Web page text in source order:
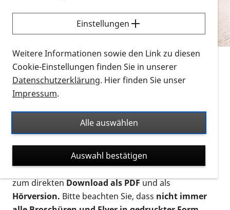
Sie möchten wissen, wie Sie nach Infonmaterial
suchen und dieses bestellen bzw. herunterladen
können? Schauen Sie sich dieErklärvideos zum
Thema Infomaterial auf der PRO RETINA-Website
für blinde und sehbehinderte Menschen an.
Auf dieser Seite finden Sie sämtliches Infomaterial
Ort. Nutzen Sie den Formatfilter, um ausschließlich
nach Flyern und Broschüren, Audios oder Videos zu
suchen. Die meisten Flyer und Broschüren werden in
verschiedenen Formaten angeboten: zur
postalischen Bestellung als gedruckte Variante
zum direktenDownload als PDFund als
Hörversion. Bitte beachten Sie, dass nicht immer
Einstellungen
Weitere Informationen sowie den Link zu diesen
Cookie-Einstellungen finden Sie in unserer
Datenschutzerklärung. Hier finden Sie unser
Impressum.
Alle auswählen
Auswahl bestätigen